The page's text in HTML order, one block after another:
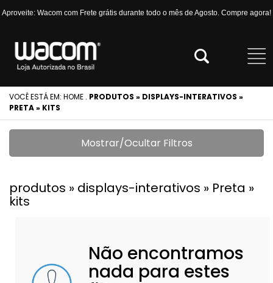
Aproveite: Wacom com Frete grátis durante todo o mês de Agosto. Compre agora!
VOCÊ ESTÁ EM: HOME . PRODUTOS » DISPLAYS-INTERATIVOS »
PRETA » KITS
Mostrar/Ocultar Filtros
produtos » displays-interativos » Preta »
kits
Não encontramos
nada para estes